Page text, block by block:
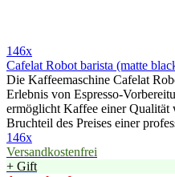
146x
Cafelat Robot barista (matte
Die Kaffeemaschine Cafelat
Erlebnis von Espresso-
ermöglicht Kaffee einer Qualität
Bruchteil des Preises einer
146x
Versandkostenfrei
+ Gift